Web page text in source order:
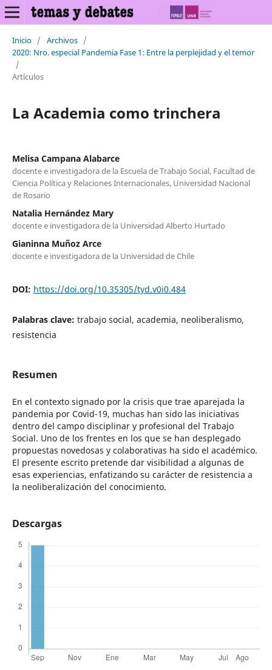
Inicio / Archivos /
2020: Nro. especial Pandemia Fase 1: Entre la perplejidad y el temor
/
Artículos
La Academia como trinchera
Melisa Campana Alabarce
docente e investigadora de la Escuela de Trabajo Social, Facultad de
Ciencia Política y Relaciones Internacionales, Universidad Nacional
de Rosario
Natalia Hernández Mary
docente e investigadora de la Universidad Alberto Hurtado
Gianinna Muñoz Arce
docente e investigadora de la Universidad de Chile
DOI: https://doi.org/10.35305/tyd.v0i0.484
Palabras clave: trabajo social, academia, neoliberalismo,
resistencia
Resumen
En el contexto signado por la crisis que trae aparejada la
pandemia por Covid-19, muchas han sido las iniciativas
dentro del campo disciplinar y profesional del Trabajo
Social. Uno de los frentes en los que se han desplegado
propuestas novedosas y colaborativas ha sido el académico.
El presente escrito pretende dar visibilidad a algunas de
esas experiencias, enfatizando su carácter de resistencia a
la neoliberalización del conocimiento.
Descargas